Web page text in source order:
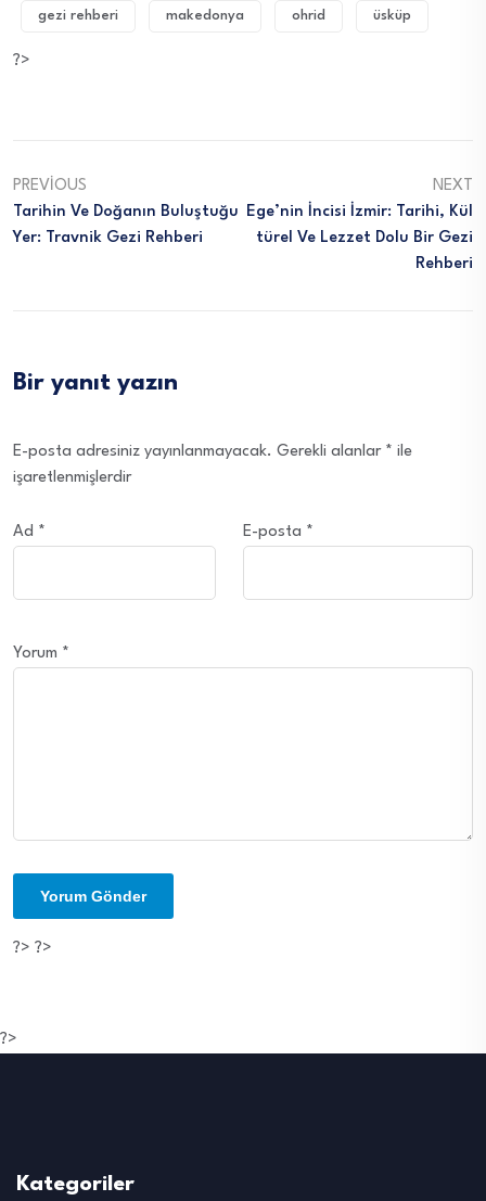
gezi rehberi makedonya ohrid üsküp
?>
PREVIOUS
Tarihin Ve Doğanın Buluştuğu
Yer: Travnik Gezi Rehberi
NEXT
Ege’nin İncisi İzmir: Tarihi, Kül
Türel Ve Lezzet Dolu Bir Gezi
Rehberi
Bir yanıt yazın
E-posta adresiniz yayınlanmayacak. Gerekli alanlar * ile
işaretlenmişlerdir
Ad * E-posta *
Yorum *
?> ?>
?>
Kategoriler